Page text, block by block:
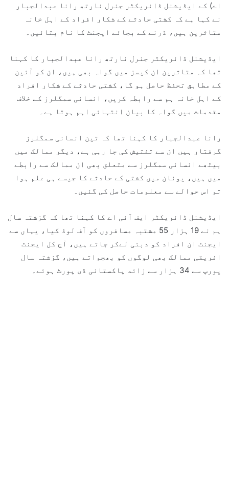
اے) کے ایڈیشنل ڈائریکٹر جنرل نارتھ رانا عبدالجبار
نے کہا ہے کہ کشتی حادثے کے شکار افراد کے اہل خانہ
متاثرین ہیں، ڈرنے کے بجائے ایجنٹ کا نام بتائیں۔
ایڈیشنل ڈائریکٹر جنرل نارتھ رانا عبدالجبار کا کہنا
تھا کہ متاثرین ان کیسز میں گواہ بھی ہیں، ان کو آئین
کے مطابق تحفظ حاصل ہو گا، کشتی حادثے کے شکار افراد
کے اہل خانہ ہم سے رابطہ کریں، انسانی سمگلرز کے خلاف
مقدمات میں گواہ کا بیان انتہائی اہم ہوتا ہے۔
رانا عبدالجبار کا کہنا تھا کہ تین انسانی سمگلرز
گرفتار ہیں ان سے تفتیش کی جا رہی ہے، دیگر ممالک میں
بیٹھے انسانی سمگلرز سے متعلق بھی ان ممالک سے رابطے
میں ہیں، یونان میں کشتی کے حادثے کا جیسے ہی علم ہوا
تو اس حوالے سے معلومات حاصل کی گئیں۔
ایڈیشنل ڈائریکٹر ایف آئی اے کا کہنا تھا کہ گزشتہ سال
ہم نے 19 ہزار 55 مشتبہ مسافروں کو آف لوڈ کیا، یہاں سے
ایجنٹ ان افراد کو دبئی لےکر جاتے ہیں، آج کل ایجنٹ
افریقی ممالک بھی لوگوں کو بھجواتے ہیں، گزشتہ سال
یورپ سے 34 ہزار سے زائد پاکستانی ڈی پورٹ ہوئے۔